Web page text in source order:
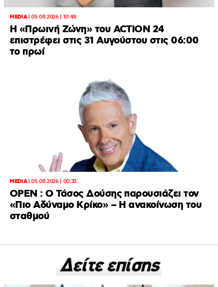
MEDIA|05.08.2026 | 10:48
Η «Πρωινή Ζώνη» του ACTION 24
επιστρέφει στις 31 Αυγούστου στις 06:00
το πρωί
MEDIA|05.08.2026 | 00:33
OPEN : Ο Τάσος Δούσης παρουσιάζει τον
«Πιο Αδύναμο Κρίκο» – Η ανακοίνωση του
σταθμού
Δείτε επίσης